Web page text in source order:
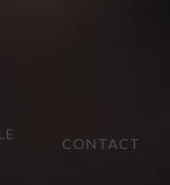
CONTACT